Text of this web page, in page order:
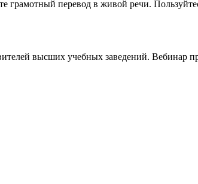
грамотный перевод в живой речи.
высших учебных заведений. Вебинар